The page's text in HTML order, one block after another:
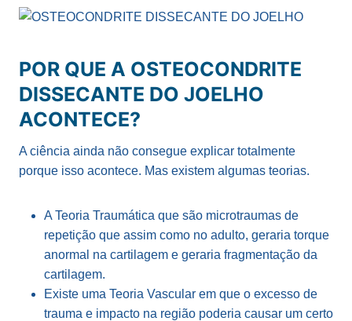
POR QUE A OSTEOCONDRITE
DISSECANTE DO JOELHO
ACONTECE?
A ciência ainda não consegue explicar totalmente
porque isso acontece. Mas existem algumas teorias.
A Teoria Traumática que são microtraumas de
repetição que assim como no adulto, geraria torque
anormal na cartilagem e geraria fragmentação da
cartilagem.
Existe uma Teoria Vascular em que o excesso de
trauma e impacto na região poderia causar um certo